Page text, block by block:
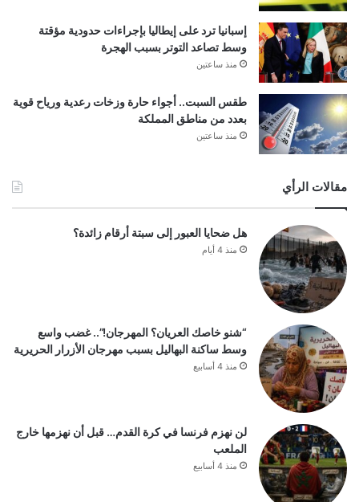
إسبانيا ترد على إيطاليا بإجراءات حدودية مؤقتة
وسط تصاعد التوتر بسبب الهجرة
منذ ساعتين
طقس السبت.. أجواء حارة وزخات رعدية ورياح قوية
بعدد من مناطق المملكة
منذ ساعتين
مقالات الرأي
هل ضحايا العبور إلى سبتة أرقام زائدة؟
منذ 4 أيام
“شنو خاصك العريان؟ المهرجان!”.. غضب واسع
وسط ساكنة البهاليل بسبب مهرجان الأزرار الحريرية
منذ 4 أسابيع
لن نهزم فرنسا في كرة القدم… قبل أن نهزمها خارج
الملعب
منذ 4 أسابيع